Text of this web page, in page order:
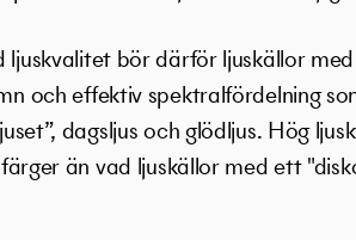
ljuskvalitet bör därför ljuskällor
och effektiv spektralfördelning
dagsljus och glödljus. Hög
än vad ljuskällor med ett